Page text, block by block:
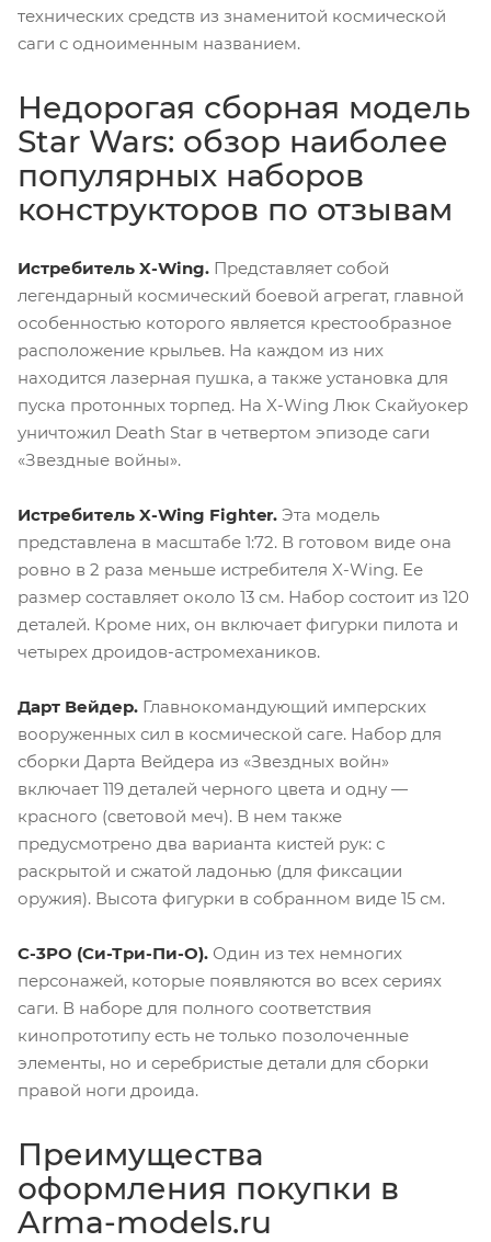
технических средств из знаменитой космической
саги с одноименным названием.
Недорогая сборная модель
Star Wars: обзор наиболее
популярных наборов
конструкторов по отзывам
Истребитель X-Wing. Представляет собой
легендарный космический боевой агрегат, главной
особенностью которого является крестообразное
расположение крыльев. На каждом из них
находится лазерная пушка, а также установка для
пуска протонных торпед. На X-Wing Люк Скайуокер
уничтожил Death Star в четвертом эпизоде саги
«Звездные войны».
Истребитель X-Wing Fighter. Эта модель
представлена в масштабе 1:72. В готовом виде она
ровно в 2 раза меньше истребителя X-Wing. Ее
размер составляет около 13 см. Набор состоит из 120
деталей. Кроме них, он включает фигурки пилота и
четырех дроидов-астромехаников.
Дарт Вейдер. Главнокомандующий имперских
вооруженных сил в космической саге. Набор для
сборки Дарта Вейдера из «Звездных войн»
включает 119 деталей черного цвета и одну —
красного (световой меч). В нем также
предусмотрено два варианта кистей рук: с
раскрытой и сжатой ладонью (для фиксации
оружия). Высота фигурки в собранном виде 15 см.
C-3PO (Си-Три-Пи-О). Один из тех немногих
персонажей, которые появляются во всех сериях
саги. В наборе для полного соответствия
кинопрототипу есть не только позолоченные
элементы, но и серебристые детали для сборки
правой ноги дроида.
Преимущества
оформления покупки в
Arma-models.ru